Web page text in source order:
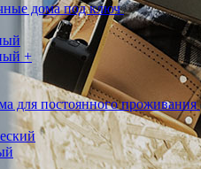
дома под ключ
+
для постоянного проживания